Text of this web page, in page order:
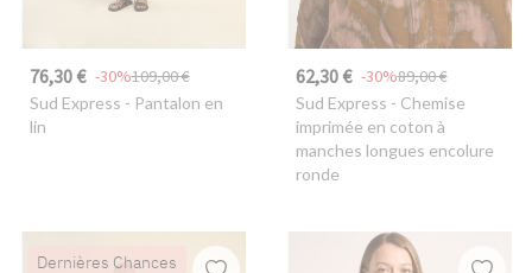
76,30 € 109,00 €
-30%
Sud Express - Pantalon en
lin
62,30 € 89,00 €
-30%
Sud Express - Chemise
imprimée en coton à
manches longues encolure
ronde
Dernières Chances